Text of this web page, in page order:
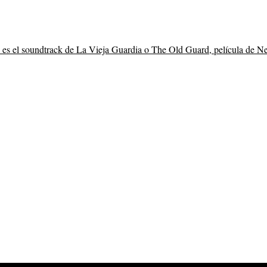
es el soundtrack de La Vieja Guardia o The Old Guard, película de